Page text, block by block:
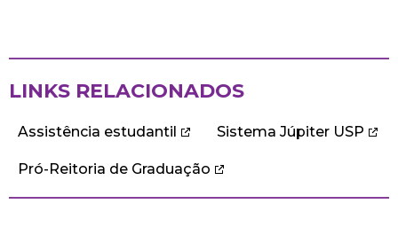
LINKS RELACIONADOS
Assistência estudantil Sistema Júpiter USP
Pró-Reitoria de Graduação